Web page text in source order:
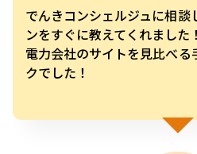
でんきコンシェルジュに相談
ンをすぐに教えてくれました！
電力会社のサイトを見比べる
クでした！